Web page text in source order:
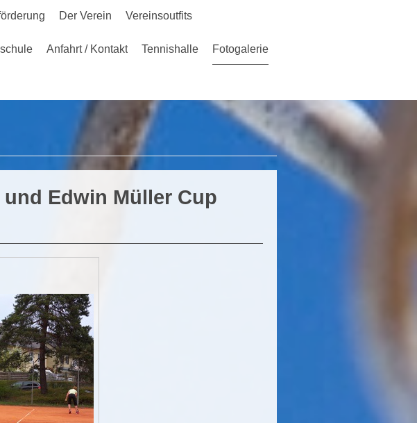
Der Verein Vereinsoutfits
Anfahrt / Kontakt Tennishalle Fotogalerie
1903 Wangen im Allgäu e.V.
Edwin Müller Cup